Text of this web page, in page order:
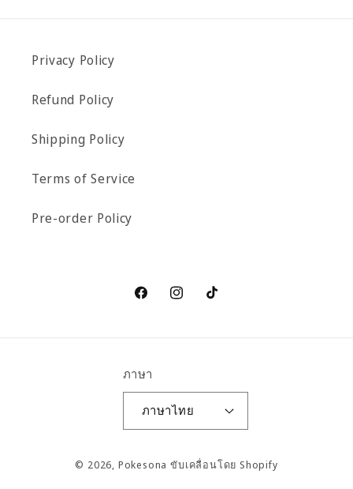
Privacy Policy
Refund Policy
Shipping Policy
Terms of Service
Pre-order Policy
FacebookInstagramTikTok
ภาษา
ภาษาไทย
© 2026, Pokesona ขับเคลื่อนโดย Shopify